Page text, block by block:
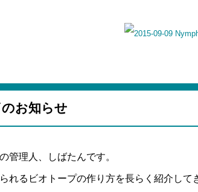
お知らせ
管理人、しばたんです。
れるビオトープの作り方を長らく紹介し